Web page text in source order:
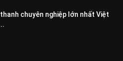
chuyên nghiệp lớn nhất Việt